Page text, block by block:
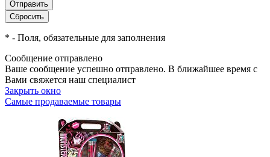
* - Поля, обязательные для заполнения
Сообщение отправлено
Ваше сообщение успешно отправлено. В ближайшее время с
Вами свяжется наш специалист
Закрыть окно
Самые продаваемые товары